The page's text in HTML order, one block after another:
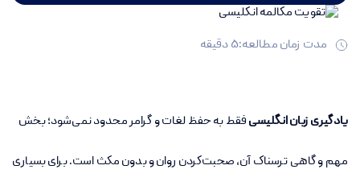
مدت زمان مطالعه:5دقیقه
یادگیری زبان انگلیسیفقط به حفظ لغات و گرامر محدود نمی‌شود؛ بخش
مهم و گاهی ترسناک آن، صحبت‌کردن روان و بدون مکث است. برای بسیاری